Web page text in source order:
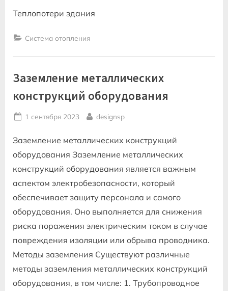
Теплопотери здания
Система отопления
Заземление металлических
конструкций оборудования
Posted
1 сентября 2023 By
designsp
Заземление металлических конструкций
оборудования Заземление металлических
конструкций оборудования является важным
аспектом электробезопасности, который
обеспечивает защиту персонала и самого
оборудования. Оно выполняется для снижения
риска поражения электрическим током в случае
повреждения изоляции или обрыва проводника.
Методы заземления Существуют различные
методы заземления металлических конструкций
оборудования, в том числе: 1. Трубопроводное